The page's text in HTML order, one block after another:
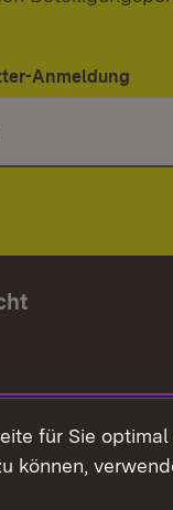
Anmeldung
für Sie
können,